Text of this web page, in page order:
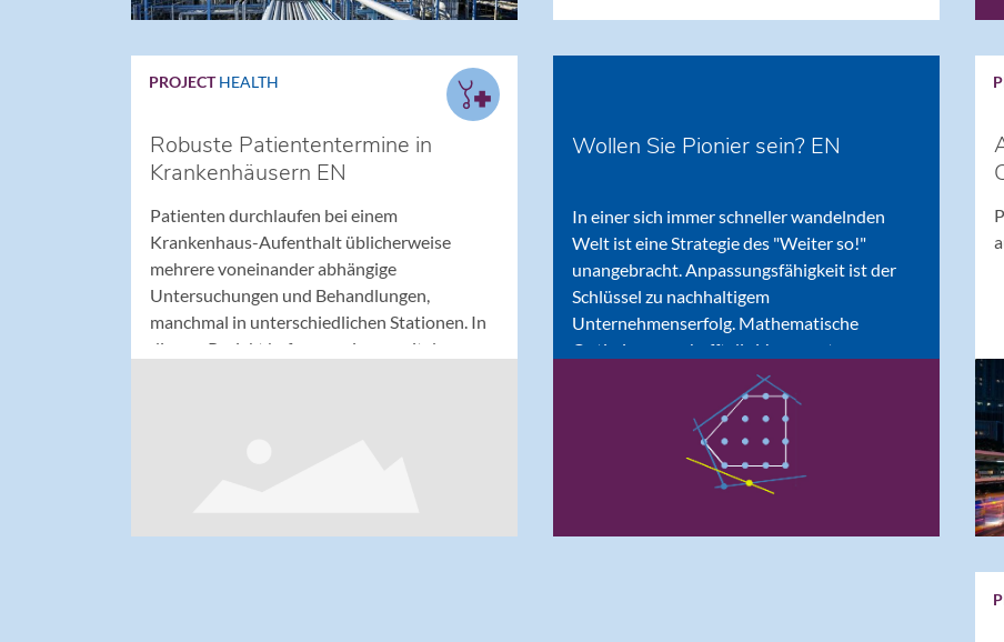
PROJECT HEALTH
Robuste Patiententermine in
Krankenhäusern EN
Patienten durchlaufen bei einem
Krankenhaus-Aufenthalt üblicherweise
mehrere voneinander abhängige
Untersuchungen und Behandlungen,
manchmal in unterschiedlichen Stationen. In
diesem Projekt befassen wir uns mit der
Wollen Sie Pionier sein? EN
In einer sich immer schneller wandelnden
Welt ist eine Strategie des "Weiter so!"
unangebracht. Anpassungsfähigkeit ist der
Schlüssel zu nachhaltigem
Unternehmenserfolg. Mathematische
Optimierung schafft die Voraussetzungen
durch die Modellierung des gesamten
Entscheidungsspielraums. Diese Technologie
ist in der Praxis tausendfach erprobt -- und
dennoch nicht im Mainstream angekommen.
Wollen Sie Pionier sein?